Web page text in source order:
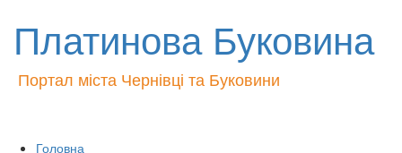
Платинова Буковина
Портал міста Чернівці та Буковини
Головна